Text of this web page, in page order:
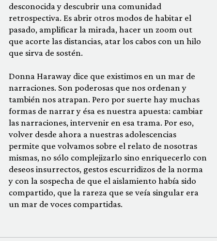
desconocida y descubrir una comunidad
retrospectiva. Es abrir otros modos de habitar el
pasado, amplificar la mirada, hacer un zoom out
que acorte las distancias, atar los cabos con un hilo
que sirva de sostén.
Donna Haraway dice que existimos en un mar de
narraciones. Son poderosas que nos ordenan y
también nos atrapan. Pero por suerte hay muchas
formas de narrar y ésa es nuestra apuesta: cambiar
las narraciones, intervenir en esa trama. Por eso,
volver desde ahora a nuestras adolescencias
permite que volvamos sobre el relato de nosotras
mismas, no sólo complejizarlo sino enriquecerlo con
deseos insurrectos, gestos escurridizos de la norma
y con la sospecha de que el aislamiento había sido
compartido, que la rareza que se veía singular era
un mar de voces compartidas.